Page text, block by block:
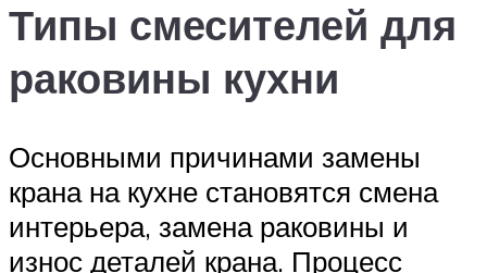
Типы смесителей для
раковины кухни
Основными причинами замены
крана на кухне становятся смена
интерьера, замена раковины и
износ деталей крана. Процесс